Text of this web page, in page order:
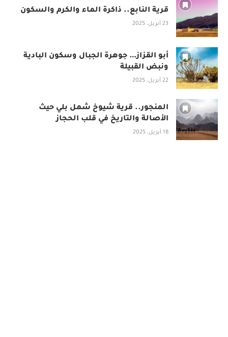
قرية النابع.. ذاكرة الماء والكرم والسكون
23 أبريل، 2025
أبو القزاز… جوهرة الجبال وسكون البادية
ونبض القبيلة
22 أبريل، 2025
المنجور.. قرية شيوخ شمل بلي حيث
الأصالة والتاريخ في قلب الحجاز
18 أبريل، 2025